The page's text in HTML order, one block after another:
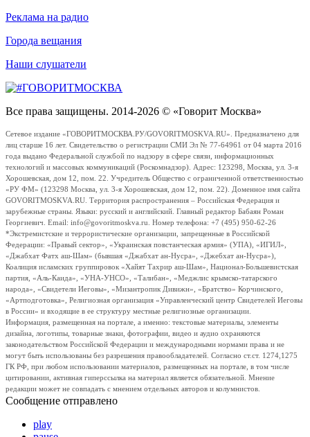
Реклама на радио
Города вещания
Наши слушатели
Все права защищены. 2014-2026 © «Говорит Москва»
Сетевое издание «ГОВОРИТМОСКВА.РУ/GOVORITMOSKVA.RU». Предназначено для
лиц старше 16 лет. Свидетельство о регистрации СМИ Эл № 77-64961 от 04 марта 2016
года выдано Федеральной службой по надзору в сфере связи, информационных
технологий и массовых коммуникаций (Роскомнадзор). Адрес: 123298, Москва, ул. 3-я
Хорошевская, дом 12, пом. 22. Учредитель Общество с ограниченной ответственностью
«РУ ФМ» (123298 Москва, ул. 3-я Хорошевская, дом 12, пом. 22). Доменное имя сайта
GOVORITMOSKVA.RU. Территория распространения – Российская Федерация и
зарубежные страны. Языки: русский и английский. Главный редактор Бабаян Роман
Георгиевич. Email: info@govoritmoskva.ru. Номер телефона: +7 (495) 950-62-26
*Экстремистские и террористические организации, запрещенные в Российской
Федерации: «Правый сектор», «Украинская повстанческая армия» (УПА), «ИГИЛ»,
«Джабхат Фатх аш-Шам» (бывшая «Джабхат ан-Нусра», «Джебхат ан-Нусра»),
Коалиция исламских группировок «Хайят Тахрир аш-Шам», Национал-Большевистская
партия, «Аль-Каида», «УНА-УНСО», «Талибан», «Меджлис крымско-татарского
народа», «Свидетели Иеговы», «Мизантропик Дивижн», «Братство» Корчинского,
«Артподготовка», Религиозная организация «Управленческий центр Свидетелей Иеговы
в России» и входящие в ее структуру местные религиозные организации.
Информация, размещенная на портале, а именно: текстовые материалы, элементы
дизайна, логотипы, товарные знаки, фотографии, видео и аудио охраняются
законодательством Российской Федерации и международными нормами права и не
могут быть использованы без разрешения правообладателей. Согласно ст.ст. 1274,1275
ГК РФ, при любом использовании материалов, размещенных на портале, в том числе
цитировании, активная гиперссылка на материал является обязательной. Мнение
редакции может не совпадать с мнением отдельных авторов и колумнистов.
Сообщение отправлено
play